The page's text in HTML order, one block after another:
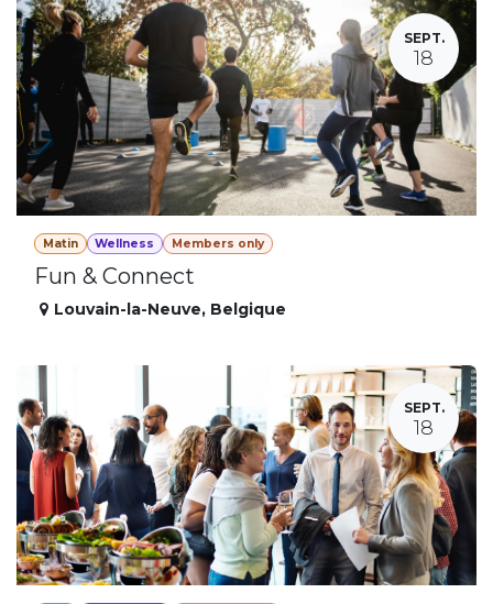
SEPT.
18
Matin Wellness Members only
Fun & Connect
Louvain-la-Neuve, Belgique
SEPT.
18